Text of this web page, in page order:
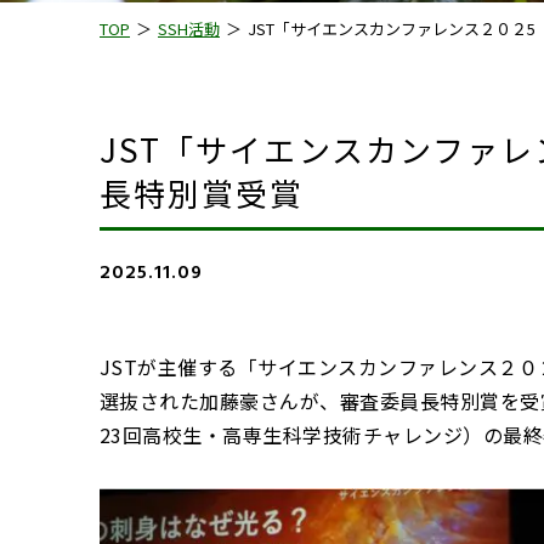
JST「サイエンスカンファ
長特別賞受賞
2025.11.09
JSTが主催する「サイエンスカンファレンス２
選抜された加藤豪さんが、審査委員長特別賞を
23回高校生・高専生科学技術チャレンジ）の最
TOP SSH活動 JST「サイエンスカンファレンス２０２